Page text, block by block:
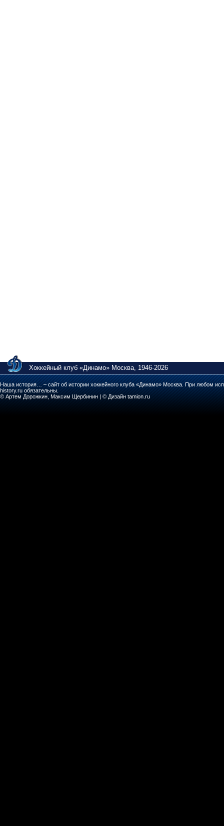
Хоккейный клуб «Динамо» Москва, 1946-2026
Наша история… – сайт об истории хоккейного клуба «Динамо» Москва. При любом
history.ru обязательны.
© Артем Дорожкин, Максим Щербинин | © Дизайн tamion.ru